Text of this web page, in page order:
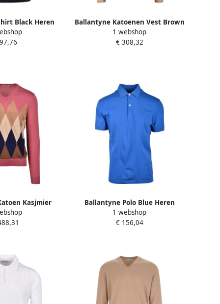
Black Heren
Ballantyne Katoenen Vest Brown
Heren
1 webshop
€ 308,32
Kasjmier
Heren
Ballantyne Polo Blue Heren
1 webshop
€ 156,04